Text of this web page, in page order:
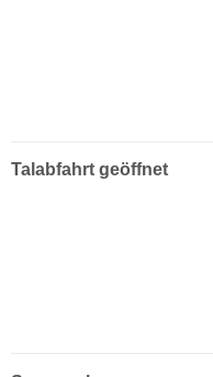
Talabfahrt geöffnet